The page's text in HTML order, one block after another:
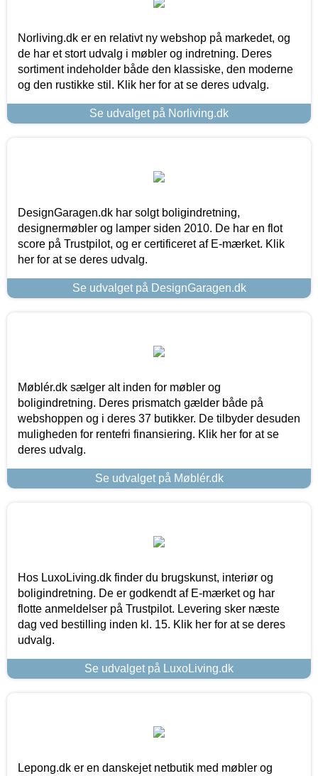
Norliving.dk er en relativt ny webshop på markedet, og
de har et stort udvalg i møbler og indretning. Deres
sortiment indeholder både den klassiske, den moderne
og den rustikke stil. Klik her for at se deres udvalg.
Se udvalget på Norliving.dk
DesignGaragen.dk har solgt boligindretning,
designermøbler og lamper siden 2010. De har en flot
score på Trustpilot, og er certificeret af E-mærket. Klik
her for at se deres udvalg.
Se udvalget på DesignGaragen.dk
Møblér.dk sælger alt inden for møbler og
boligindretning. Deres prismatch gælder både på
webshoppen og i deres 37 butikker. De tilbyder desuden
muligheden for rentefri finansiering. Klik her for at se
deres udvalg.
Se udvalget på Møblér.dk
Hos LuxoLiving.dk finder du brugskunst, interiør og
boligindretning. De er godkendt af E-mærket og har
flotte anmeldelser på Trustpilot. Levering sker næste
dag ved bestilling inden kl. 15. Klik her for at se deres
udvalg.
Se udvalget på LuxoLiving.dk
Lepong.dk er en danskejet netbutik med møbler og